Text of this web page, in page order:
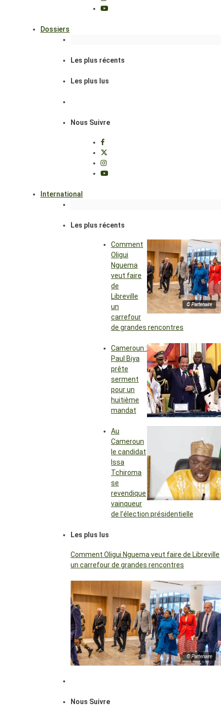
Dossiers
Les plus récents
Les plus lus
Nous Suivre
International
Les plus récents
© Partenaire
Comment
Oligui
Nguema
veut faire
de
Libreville
un
carrefour
de grandes rencontres
Cameroun :
Paul Biya
prête
serment
pour un
huitième
mandat
Au
Cameroun
le candidat
Issa
Tchiroma
se
revendique
vainqueur
de l’élection présidentielle
Les plus lus
Comment Oligui Nguema veut faire de Libreville
un carrefour de grandes rencontres
© Partenaire
Nous Suivre